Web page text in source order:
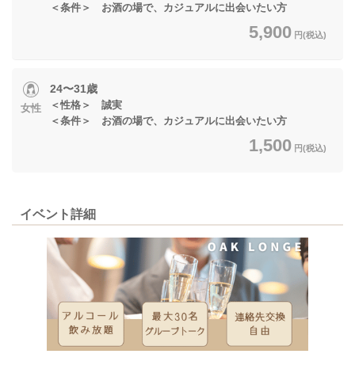
＜条件＞ お酒の場で、カジュアルに出会いたい方
5,900 円(税込)
女性
24〜31歳
＜性格＞ 誠実
＜条件＞ お酒の場で、カジュアルに出会いたい方
1,500 円(税込)
イベント詳細